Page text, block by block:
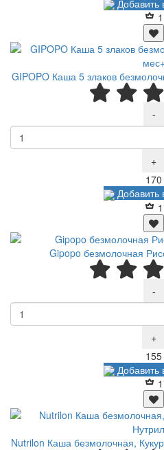
Добавить
1
GIPOPO Каша 5 злаков
-
+
170
Добавить
1
Gipopo безмолочная
-
+
155Р
Добавить
1
Nutrilon Каша безмолочная,